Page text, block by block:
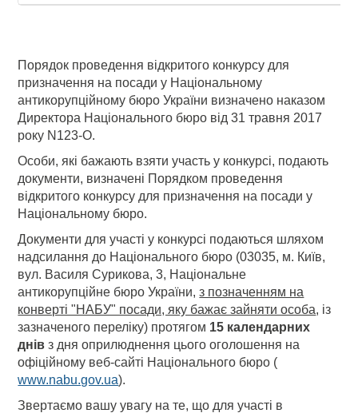
Порядок проведення відкритого конкурсу для
призначення на посади у Національному
антикорупційному бюро України визначено наказом
Директора Національного бюро від 31 травня 2017
року N123-О.
Особи, які бажають взяти участь у конкурсі, подають
документи, визначені Порядком проведення
відкритого конкурсу для призначення на посади у
Національному бюро.
Документи для участі у конкурсі подаються шляхом
надсилання до Національного бюро (03035, м. Київ,
вул. Василя Сурикова, 3, Національне
антикорупційне бюро України,з позначенням на
конверті "НАБУ" посади, яку бажає зайняти особа, із
зазначеного переліку) протягом 15 календарних
днів з дня оприлюднення цього оголошення на
офіційному веб-сайті Національного бюро (
www.nabu.gov.ua).
Звертаємо вашу увагу на те, що для участі в